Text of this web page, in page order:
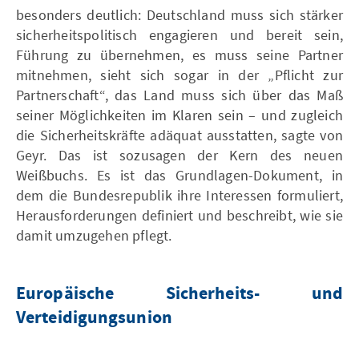
besonders deutlich: Deutschland muss sich stärker
sicherheitspolitisch engagieren und bereit sein,
Führung zu übernehmen, es muss seine Partner
mitnehmen, sieht sich sogar in der „Pflicht zur
Partnerschaft“, das Land muss sich über das Maß
seiner Möglichkeiten im Klaren sein – und zugleich
die Sicherheitskräfte adäquat ausstatten, sagte von
Geyr. Das ist sozusagen der Kern des neuen
Weißbuchs. Es ist das Grundlagen-Dokument, in
dem die Bundesrepublik ihre Interessen formuliert,
Herausforderungen definiert und beschreibt, wie sie
damit umzugehen pflegt.
Europäische Sicherheits- und
Verteidigungsunion